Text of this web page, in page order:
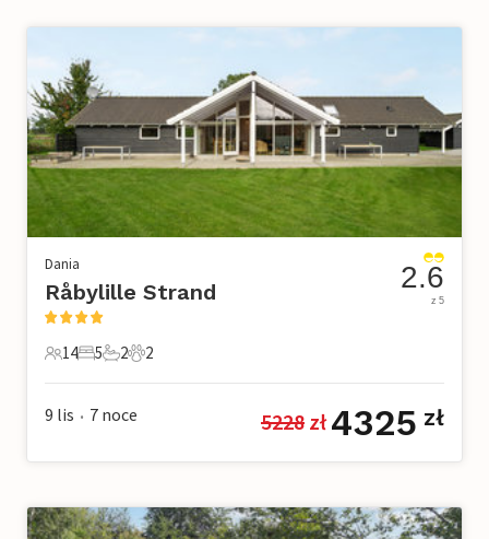
Dania
Råbylille Strand
14 Goście
14
5 Sypialnie
5
2 Łazienki
2
2 Zwierzęta domowe
2
2.6
z 5
9 lis • 7 noce 5228 zł 4325 zł